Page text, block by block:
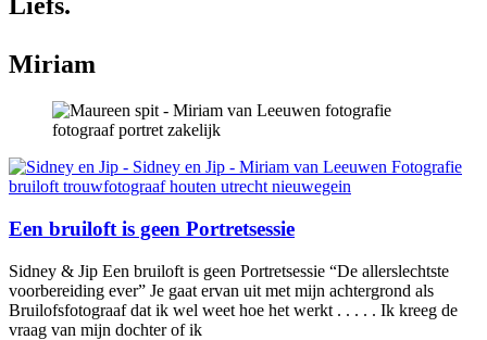
Liefs.
Miriam
Een bruiloft is geen Portretsessie
Sidney & Jip Een bruiloft is geen Portretsessie “De allerslechtste
voorbereiding ever” Je gaat ervan uit met mijn achtergrond als
Bruilofsfotograaf dat ik wel weet hoe het werkt . . . . . Ik kreeg de
vraag van mijn dochter of ik